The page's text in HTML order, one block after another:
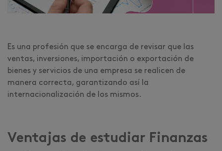
Es una profesión que se encarga de revisar que las
ventas, inversiones, importación o exportación de
bienes y servicios de una empresa se realicen de
manera correcta, garantizando así la
internacionalización de los mismos.
Ventajas de estudiar Finanzas